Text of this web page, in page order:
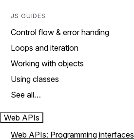
JS GUIDES
Control flow & error handing
Loops and iteration
Working with objects
Using classes
See all…
Web APIs
Web APIs: Programming interfaces